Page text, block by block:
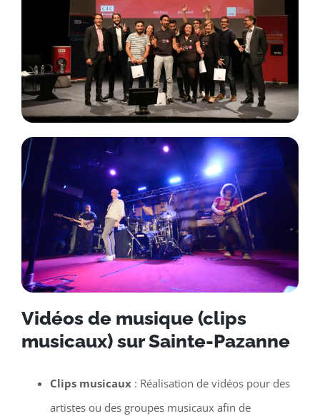
Vidéos de musique (clips
musicaux) sur Sainte-Pazanne
Clips musicaux: Réalisation de vidéos pour des
artistes ou des groupes musicaux afin de